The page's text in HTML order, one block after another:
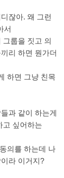
잖아. 왜 그런
서
룹을 짓고 의
리 하면 뭔가더
하면 그냥 친목
과 같이 하는게
고 싶어하는
의를 하는데 나
라 이거지?